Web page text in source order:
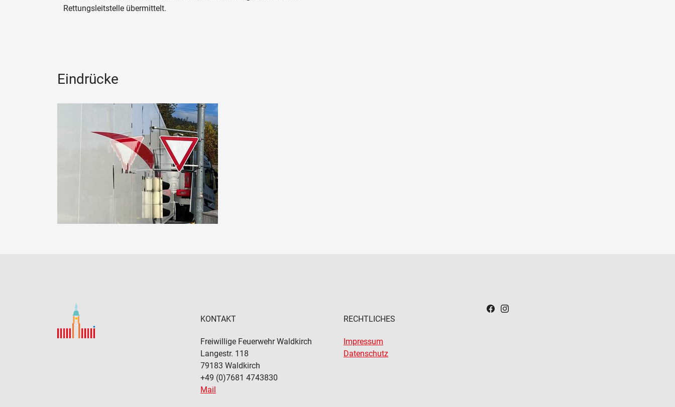
Rettungsleitstelle übermittelt.
Eindrücke
KONTAKT
Freiwillige Feuerwehr Waldkirch
Langestr. 118
79183 Waldkirch
+49 (0)7681 4743830
Mail
RECHTLICHES
Impressum
Datenschutz